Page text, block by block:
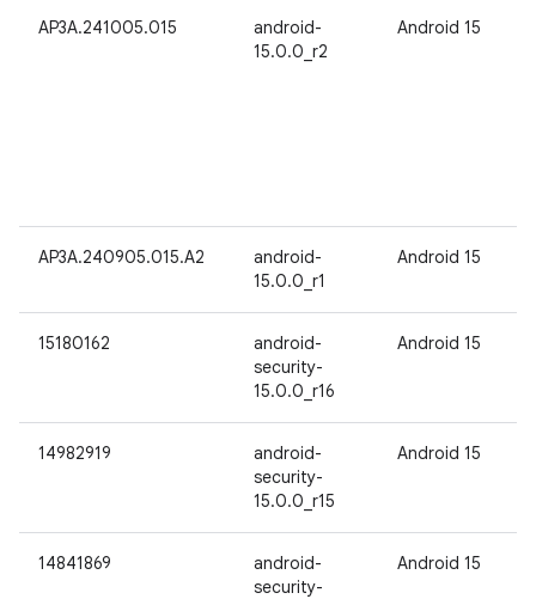
AP3A.241005.015
android-
15.0.0_r2
Android 15
AP3A.240905.015.A2
android-
15.0.0_r1
Android 15
15180162
android-
security-
15.0.0_r16
Android 15
14982919
android-
security-
15.0.0_r15
Android 15
14841869
android-
security-
Android 15